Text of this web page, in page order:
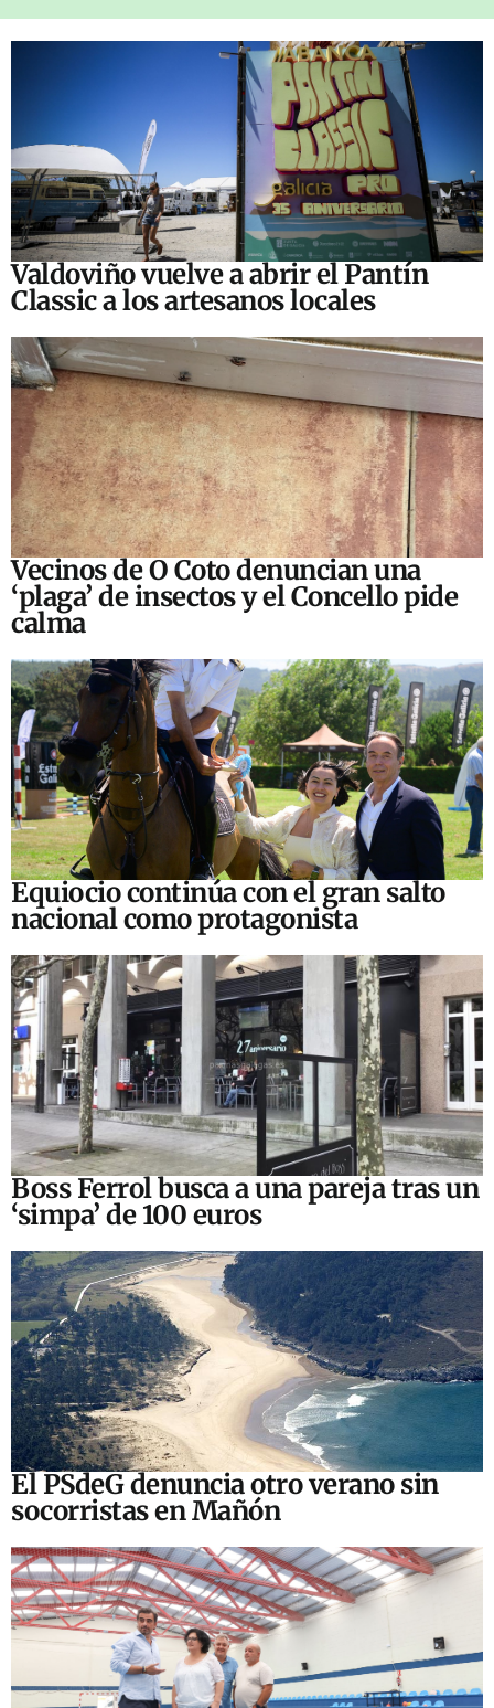
Valdoviño vuelve a abrir el Pantín
Classic a los artesanos locales
Vecinos de O Coto denuncian una
‘plaga’ de insectos y el Concello pide
calma
Equiocio continúa con el gran salto
nacional como protagonista
Boss Ferrol busca a una pareja tras un
‘simpa’ de 100 euros
El PSdeG denuncia otro verano sin
socorristas en Mañón